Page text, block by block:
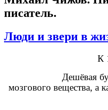
писатель.
Люди и звери в
К
Дешёвая
мозгового вещества, а